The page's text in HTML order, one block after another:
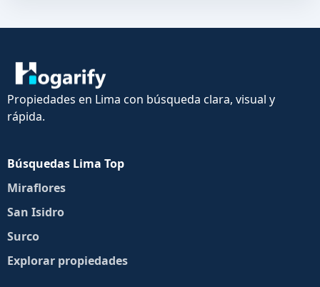
Propiedades en Lima con búsqueda clara, visual y
rápida.
Búsquedas Lima Top
Miraflores
San Isidro
Surco
Explorar propiedades